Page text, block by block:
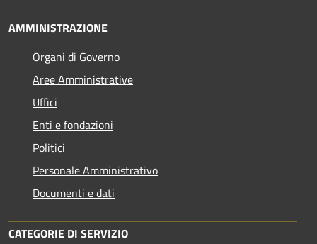
AMMINISTRAZIONE
Organi di Governo
Aree Amministrative
Uffici
Enti e fondazioni
Politici
Personale Amministrativo
Documenti e dati
CATEGORIE DI SERVIZIO